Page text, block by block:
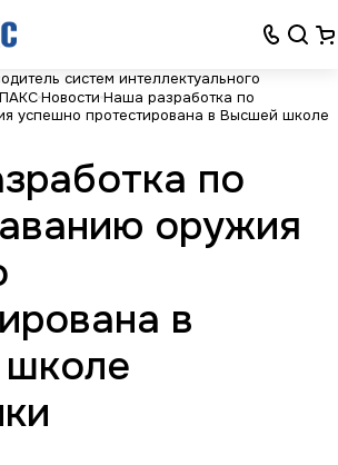
систем интеллектуального
Новости Наша разработка по
успешно протестирована в Высшей школе
по
оружия
в